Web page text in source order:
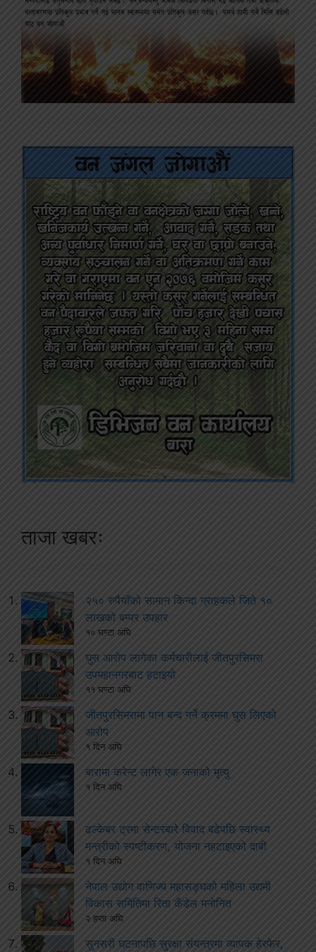
ताजा खबरः
२५० रुपैयाँको सामान किन्दा ग्राहकले जिते १०
लाखको बम्पर उपहार
१० घण्टा अघि
घुस आरोप लागेका कर्मचारीलाई जीतपुरसिमरा
उपमहानगरबाट हटाइयो
११ घण्टा अघि
जीतपुरसिमरामा पान बन्द गर्ने क्रममा घुस लिएको
आरोप
१ दिन अघि
बारामा करेन्ट लागेर एक जनाको मृत्यु
१ दिन अघि
ढल्केबर ट्रमा सेन्टरबारे विवाद बढेपछि स्वास्थ्य
मन्त्रीको स्पष्टीकरण, योजना नहटाइएको दाबी
१ दिन अघि
नेपाल उद्योग वाणिज्य महासङ्घको महिला उद्यमी
विकास समितिमा रिता कँडेल मनोनित
२ हप्ता अघि
सुनसरी घटनापछि सुरक्षा संयन्त्रमा व्यापक हेरफेर,